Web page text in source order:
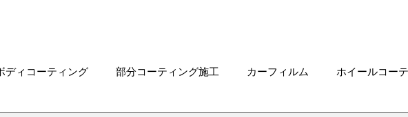
ディコーティング 部分コーティング施工 カーフィルム ホイールコー